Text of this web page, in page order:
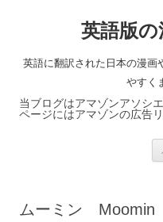
英語版の
英語に翻訳された日本の漫画
やすく
当ブログはアマゾンアソシ
ページにはアマゾンの広告
ムーミン Moomin